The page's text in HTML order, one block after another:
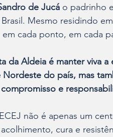
de Jucá o padrinho
Mesmo residindo
em cada ponto, em cada
da Aldeia é manter viva
do país, mas
e
não é apenas um
cura e